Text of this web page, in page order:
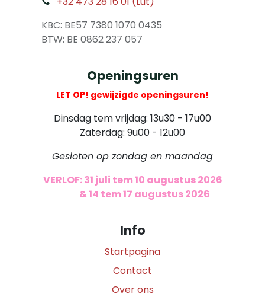
KBC: BE57 7380 1070 0435
​ BTW: BE 0862 237 057
Openingsuren
LET OP! gewijzigde openingsuren!
Dinsdag tem vrijdag: 13u30 - 17u00
Zaterdag: 9u00 - 12u00
Gesloten op zondag en maandag
VERLOF: 31 juli tem 10 augustus 2026
& 14 tem 17 augustus 2026
Info
Startpagina
Contact
Over ons